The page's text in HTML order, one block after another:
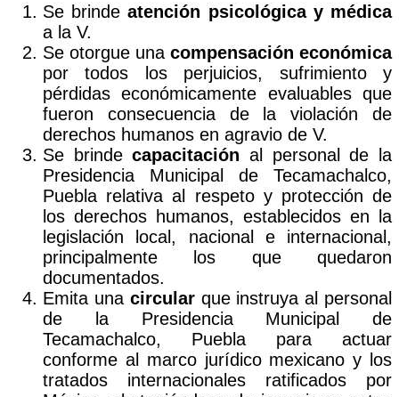
Se brinde atención psicológica y médica
a la V.
Se otorgue una compensación económica
por todos los perjuicios, sufrimiento y
pérdidas económicamente evaluables que
fueron consecuencia de la violación de
derechos humanos en agravio de V.
Se brindecapacitación al personal de la
Presidencia Municipal de Tecamachalco,
Puebla relativa al respeto y protección de
los derechos humanos, establecidos en la
legislación local, nacional e internacional,
principalmente los que quedaron
documentados.
Emita una circularque instruya al personal
de la Presidencia Municipal de
Tecamachalco, Puebla para actuar
conforme al marco jurídico mexicano y los
tratados internacionales ratificados por